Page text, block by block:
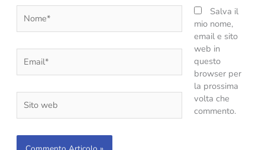
web
Salva il
mio nome,
email e sito
web in
questo
browser per
la prossima
volta che
commento.